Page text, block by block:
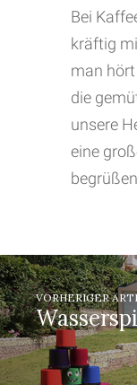
Bei
kräftig
man
die
unsere
eine
VORHERIGER